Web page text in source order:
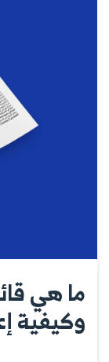
ما هي
وكيفية